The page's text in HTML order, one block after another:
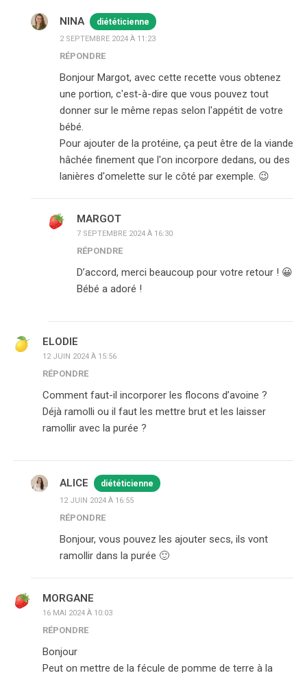
NINA diététicienne
2 SEPTEMBRE 2024 À 11:23
RÉPONDRE
Bonjour Margot, avec cette recette vous obtenez
une portion, c'est-à-dire que vous pouvez tout
donner sur le même repas selon l'appétit de votre
bébé.
Pour ajouter de la protéine, ça peut être de la viande
hâchée finement que l'on incorpore dedans, ou des
lanières d'omelette sur le côté par exemple. 😉
MARGOT
7 SEPTEMBRE 2024 À 16:30
RÉPONDRE
D’accord, merci beaucoup pour votre retour ! 😀
Bébé a adoré !
ELODIE
12 JUIN 2024 À 15:56
RÉPONDRE
Comment faut-il incorporer les flocons d’avoine ?
Déjà ramolli ou il faut les mettre brut et les laisser
ramollir avec la purée ?
ALICE diététicienne
12 JUIN 2024 À 16:55
RÉPONDRE
Bonjour, vous pouvez les ajouter secs, ils vont
ramollir dans la purée 🙂
MORGANE
16 MAI 2024 À 10:03
RÉPONDRE
Bonjour
Peut on mettre de la fécule de pomme de terre à la